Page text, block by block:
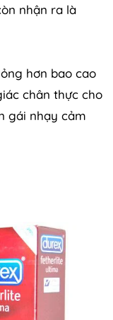
nhận ra là
hơn bao cao
chân thực cho
gái nhạy cảm